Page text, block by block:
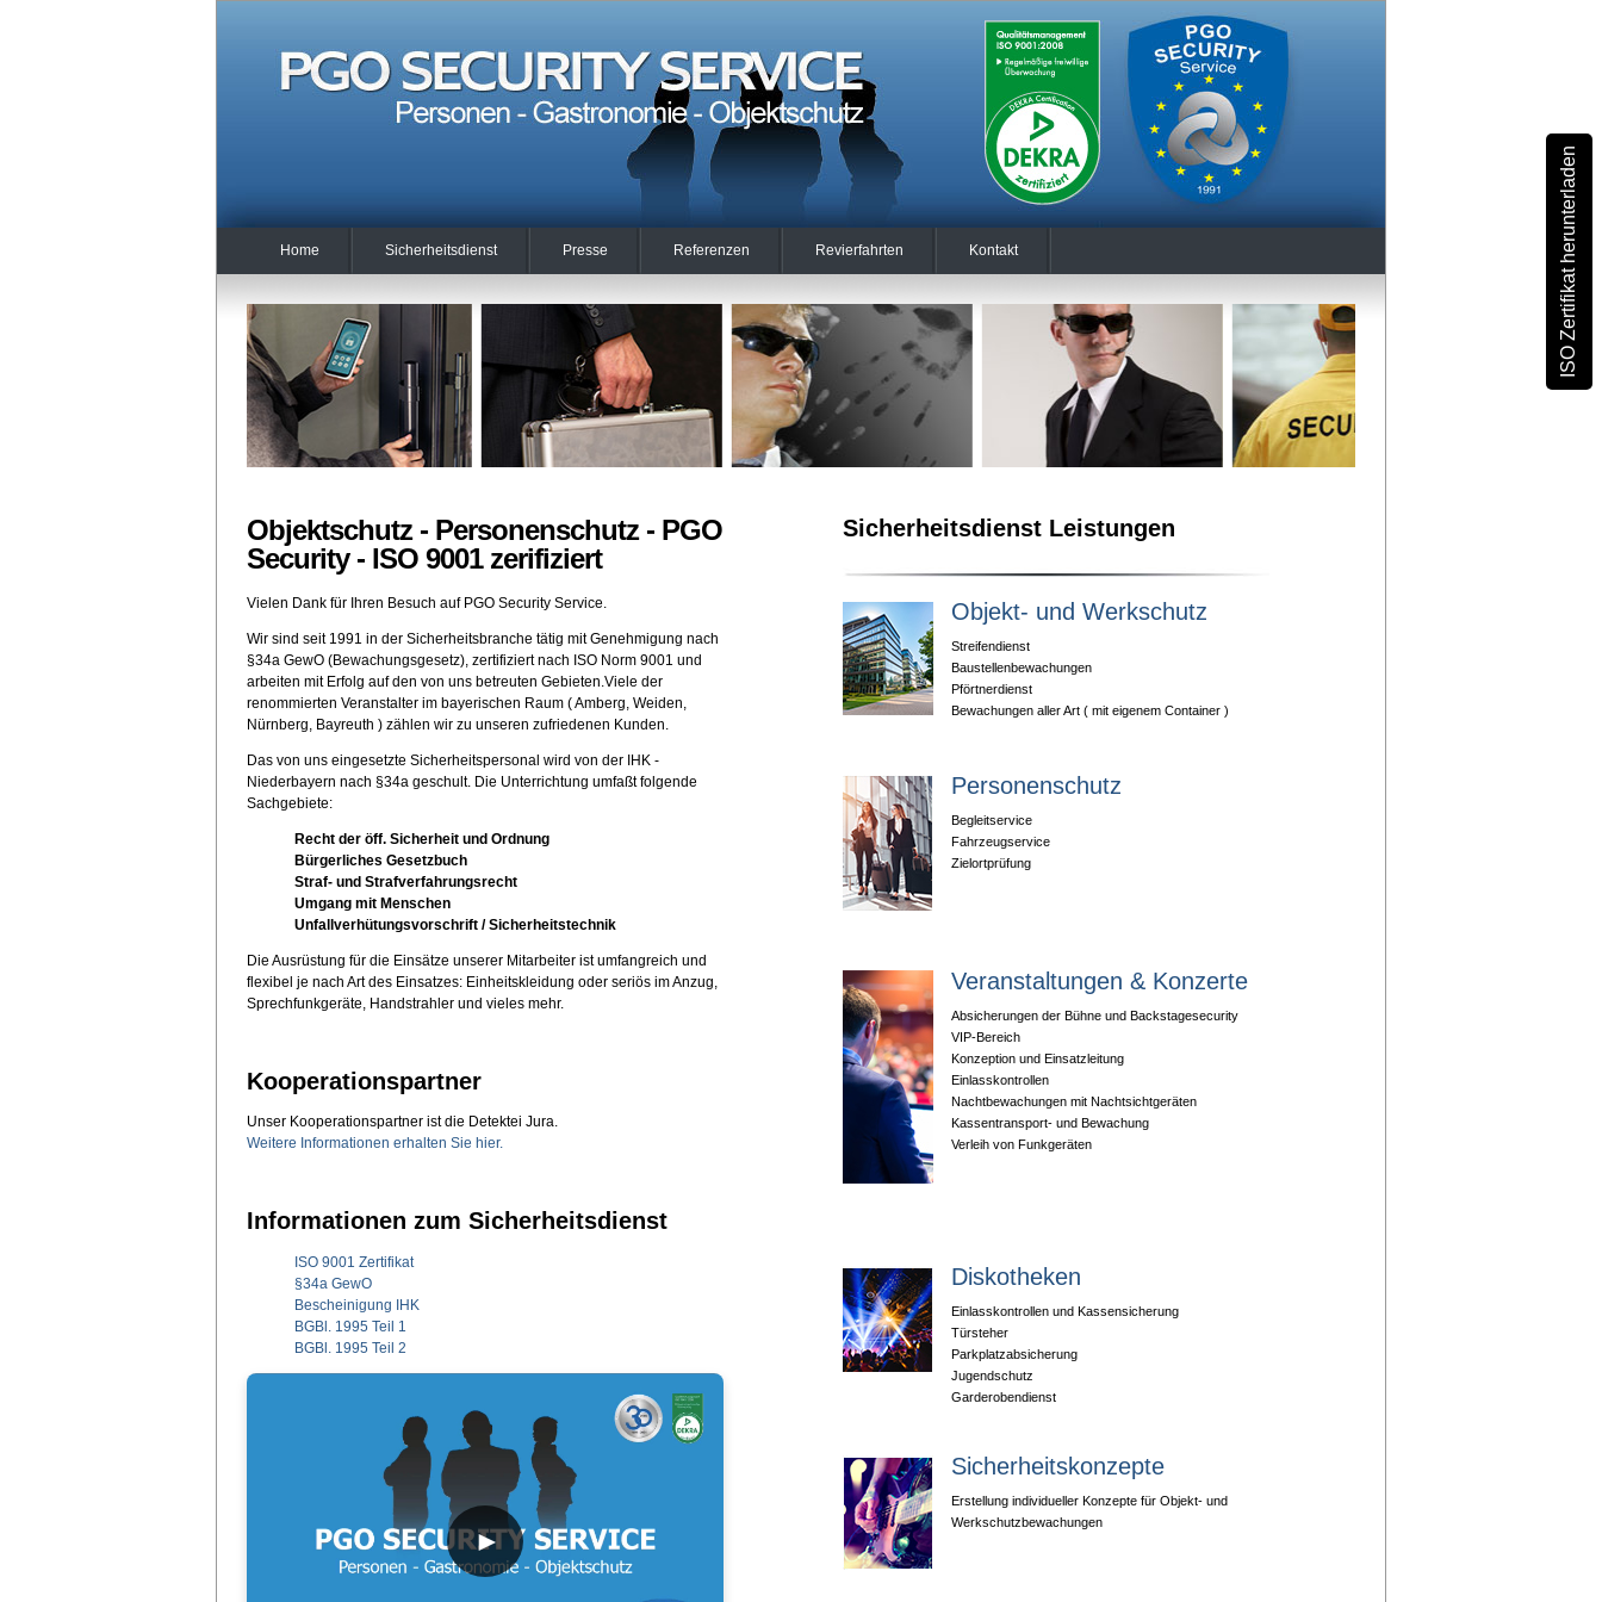
Home Sicherheitsdienst Presse Referenzen Revierfahrten Kontakt
Objektschutz - Personenschutz - PGO
Security - ISO 9001 zerifiziert
Vielen Dank für Ihren Besuch auf PGO Security Service.
Wir sind seit 1991 in der Sicherheitsbranche tätig mit Genehmigung nach
§34a GewO (Bewachungsgesetz), zertifiziert nach ISO Norm 9001 und
arbeiten mit Erfolg auf den von uns betreuten Gebieten.Viele der
renommierten Veranstalter im bayerischen Raum ( Amberg, Weiden,
Nürnberg, Bayreuth ) zählen wir zu unseren zufriedenen Kunden.
Das von uns eingesetzte Sicherheitspersonal wird von der IHK -
Niederbayern nach §34a geschult. Die Unterrichtung umfaßt folgende
Sachgebiete:
Recht der öff. Sicherheit und Ordnung
Bürgerliches Gesetzbuch
Straf- und Strafverfahrungsrecht
Umgang mit Menschen
Unfallverhütungsvorschrift / Sicherheitstechnik
Die Ausrüstung für die Einsätze unserer Mitarbeiter ist umfangreich und
flexibel je nach Art des Einsatzes: Einheitskleidung oder seriös im Anzug,
Sprechfunkgeräte, Handstrahler und vieles mehr.
Kooperationspartner
Unser Kooperationspartner ist die Detektei Jura.
Weitere Informationen erhalten Sie hier.
Informationen zum Sicherheitsdienst
ISO 9001 Zertifikat
§34a GewO
Bescheinigung IHK
BGBl. 1995 Teil 1
BGBl. 1995 Teil 2
►
Sicherheitsdienst Leistungen
Objekt- und Werkschutz
Streifendienst
Baustellenbewachungen
Pförtnerdienst
Bewachungen aller Art ( mit eigenem Container )
Personenschutz
Begleitservice
Fahrzeugservice
Zielortprüfung
Veranstaltungen & Konzerte
Absicherungen der Bühne und Backstagesecurity
VIP-Bereich
Konzeption und Einsatzleitung
Einlasskontrollen
Nachtbewachungen mit Nachtsichtgeräten
Kassentransport- und Bewachung
Verleih von Funkgeräten
Diskotheken
Einlasskontrollen und Kassensicherung
Türsteher
Parkplatzabsicherung
Jugendschutz
Garderobendienst
Sicherheitskonzepte
Erstellung individueller Konzepte für Objekt- und
Werkschutzbewachungen
ISO Zertifikat herunterladen